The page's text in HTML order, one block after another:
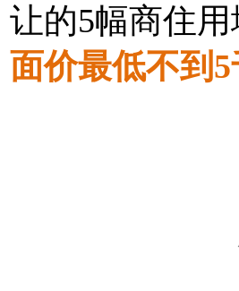
让的5幅商住
面价最低不到